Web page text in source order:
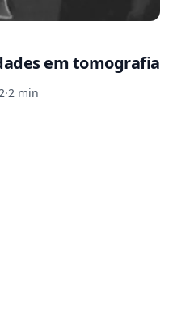
em tomografia
·2 min